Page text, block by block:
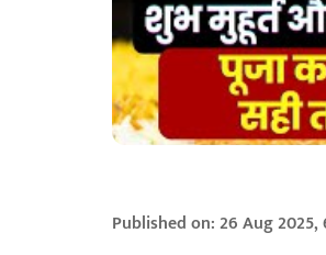
Published on:26 Aug 2025,